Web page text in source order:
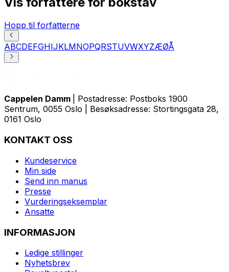
Hopp til forfatterne
ABCDEFGHIJKLMNOPQRSTUVWXYZÆØÅ
Cappelen Damm
| Postadresse: Postboks 1900
Sentrum, 0055 Oslo | Besøksadresse: Stortingsgata 28,
0161 Oslo
KONTAKT OSS
Kundeservice
Min side
Send inn manus
Presse
Vurderingseksemplar
Ansatte
INFORMASJON
Ledige stillinger
Nyhetsbrev